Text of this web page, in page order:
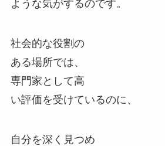
ような気がするのです。
社会的な役割の
ある場所では、
専門家として高
い評価を受けているのに、
自分を深く見つめ